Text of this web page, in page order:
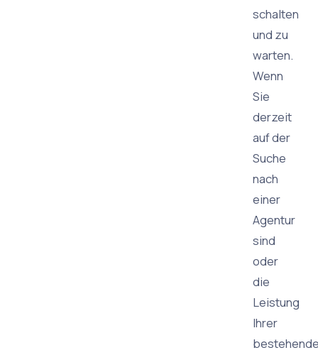
schalten
und zu
warten.
Wenn
Sie
derzeit
auf der
Suche
nach
einer
Agentur
sind
oder
die
Leistung
Ihrer